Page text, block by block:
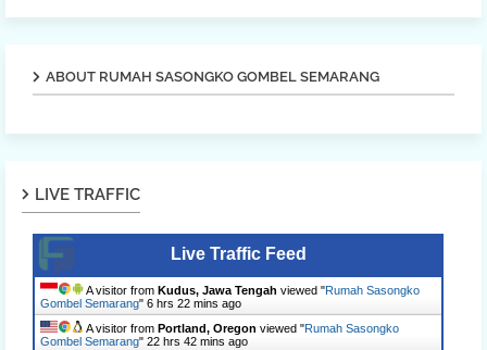
ABOUT RUMAH SASONGKO GOMBEL SEMARANG
LIVE TRAFFIC
Live Traffic Feed
A visitor from Kudus, Jawa Tengah viewed "Rumah Sasongko
Gombel Semarang" 6 hrs 22 mins ago
A visitor from Portland, Oregon viewed "Rumah Sasongko
Gombel Semarang" 22 hrs 42 mins ago